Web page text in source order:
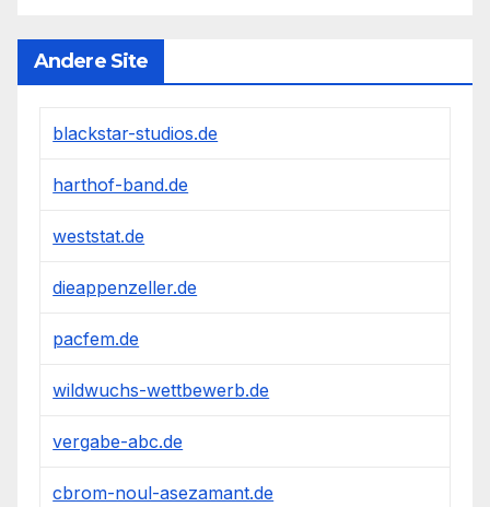
Andere Site
blackstar-studios.de
harthof-band.de
weststat.de
dieappenzeller.de
pacfem.de
wildwuchs-wettbewerb.de
vergabe-abc.de
cbrom-noul-asezamant.de